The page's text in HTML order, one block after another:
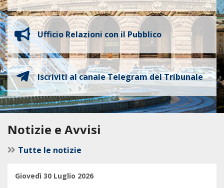
Ufficio Relazioni con il Pubblico
Iscriviti al canale Telegram del Tribunale
Notizie e Avvisi
Tutte le notizie
Giovedì 30 Luglio 2026